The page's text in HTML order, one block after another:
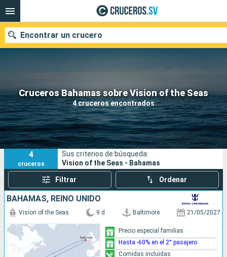
Cruceros Bahamas sobre Vision of the Seas
4 cruceros encontrados
Encontrar un crucero
Nuestros destinos
Fecha de salida
Puertos Compañías
Buscar
4
cruceros
Sus criterios de búsqueda:
Vision of the Seas - Bahamas
Filtrar Ordenar
BAHAMAS, REINO UNIDO
Vision of the Seas 9 d Baltimore 21/05/2027
Precio especial familias
Hasta -60% en el 2° pasajero
Comidas incluidas